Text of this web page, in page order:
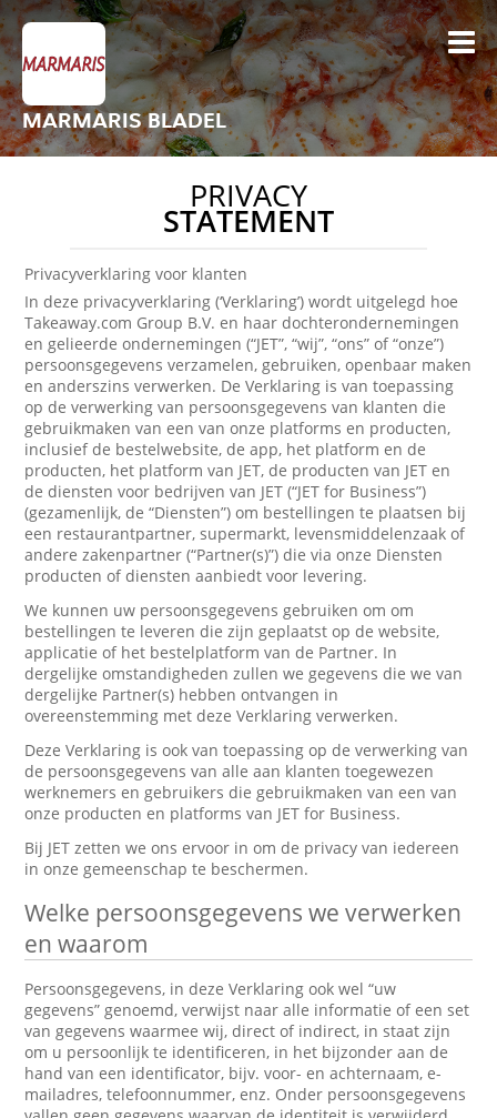
MARMARIS BLADEL
PRIVACY
STATEMENT
Privacyverklaring voor klanten
In deze privacyverklaring (‘Verklaring’) wordt uitgelegd hoe
Takeaway.com Group B.V. en haar dochterondernemingen
en gelieerde ondernemingen (“JET”, “wij”, “ons” of “onze”)
persoonsgegevens verzamelen, gebruiken, openbaar maken
en anderszins verwerken. De Verklaring is van toepassing
op de verwerking van persoonsgegevens van klanten die
gebruikmaken van een van onze platforms en producten,
inclusief de bestelwebsite, de app, het platform en de
producten, het platform van JET, de producten van JET en
de diensten voor bedrijven van JET (“JET for Business”)
(gezamenlijk, de “Diensten”) om bestellingen te plaatsen bij
een restaurantpartner, supermarkt, levensmiddelenzaak of
andere zakenpartner (“Partner(s)”) die via onze Diensten
producten of diensten aanbiedt voor levering.
We kunnen uw persoonsgegevens gebruiken om om
bestellingen te leveren die zijn geplaatst op de website,
applicatie of het bestelplatform van de Partner. In
dergelijke omstandigheden zullen we gegevens die we van
dergelijke Partner(s) hebben ontvangen in
overeenstemming met deze Verklaring verwerken.
Deze Verklaring is ook van toepassing op de verwerking van
de persoonsgegevens van alle aan klanten toegewezen
werknemers en gebruikers die gebruikmaken van een van
onze producten en platforms van JET for Business.
Bij JET zetten we ons ervoor in om de privacy van iedereen
in onze gemeenschap te beschermen.
Welke persoonsgegevens we verwerken
en waarom
Persoonsgegevens, in deze Verklaring ook wel “uw
gegevens” genoemd, verwijst naar alle informatie of een set
van gegevens waarmee wij, direct of indirect, in staat zijn
om u persoonlijk te identificeren, in het bijzonder aan de
hand van een identificator, bijv. voor- en achternaam, e-
mailadres, telefoonnummer, enz. Onder persoonsgegevens